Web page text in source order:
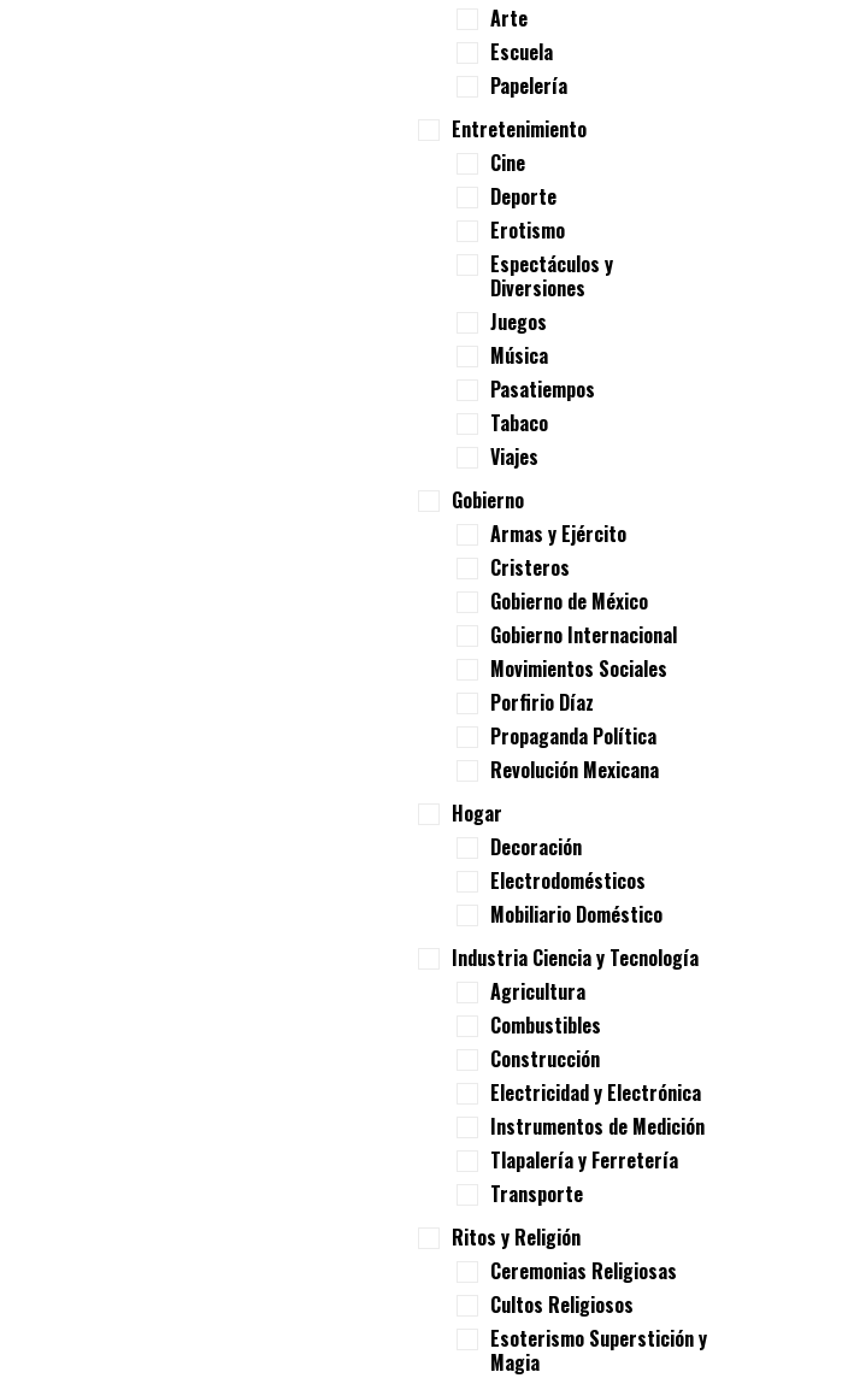
Arte
Escuela
Papelería
Entretenimiento
Cine
Deporte
Erotismo
Espectáculos y
Diversiones
Juegos
Música
Pasatiempos
Tabaco
Viajes
Gobierno
Armas y Ejército
Cristeros
Gobierno de México
Gobierno Internacional
Movimientos Sociales
Porfirio Díaz
Propaganda Política
Revolución Mexicana
Hogar
Decoración
Electrodomésticos
Mobiliario Doméstico
Industria Ciencia y Tecnología
Agricultura
Combustibles
Construcción
Electricidad y Electrónica
Instrumentos de Medición
Tlapalería y Ferretería
Transporte
Ritos y Religión
Ceremonias Religiosas
Cultos Religiosos
Esoterismo Superstición y
Magia